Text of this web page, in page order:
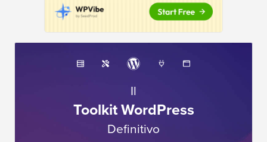
Il
Toolkit WordPress
Definitivo